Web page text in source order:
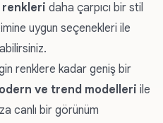
daha çarpıcı bir stil
uygun seçenekleri ile
renklere kadar geniş bir
ve trend modelleri ile
canlı bir görünüm